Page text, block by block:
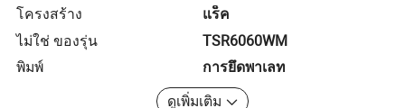
โครงสร้าง
แร็ค
ไม่ใช่ ของรุ่น
TSR6060WM
พิมพ์
การยึดพาเลท
ดูเพิ่มเติม